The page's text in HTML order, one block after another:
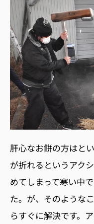
肝心なお餅の方はと
が折れるというアク
めてしまって寒い中
た。が、そのような
らすぐに解決です。